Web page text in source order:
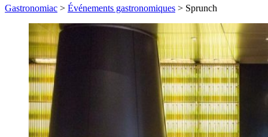
Gastronomiac > Événements gastronomiques > Sprunch